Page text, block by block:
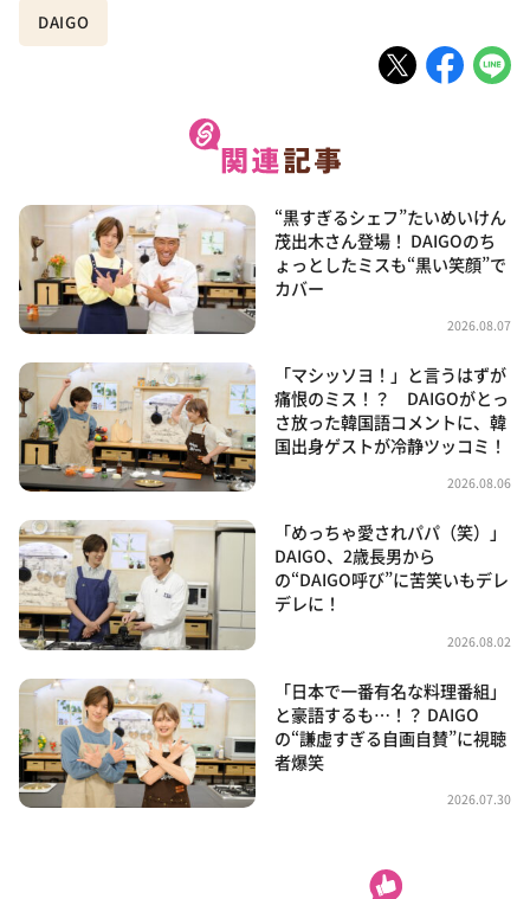
DAIGO
“黒すぎるシェフ”たいめいけん
茂出木さん登場！ DAIGOのち
ょっとしたミスも“黒い笑顔”で
カバー
2026.08.07
「マシッソヨ！」と言うはずが
痛恨のミス！？ DAIGOがとっ
さ放った韓国語コメントに、韓
国出身ゲストが冷静ツッコミ！
2026.08.06
「めっちゃ愛されパパ（笑）」
DAIGO、2歳長男から
の“DAIGO呼び”に苦笑いもデレ
デレに！
2026.08.02
「日本で一番有名な料理番組」
と豪語するも…！？ DAIGO
の“謙虚すぎる自画自賛”に視聴
者爆笑
2026.07.30